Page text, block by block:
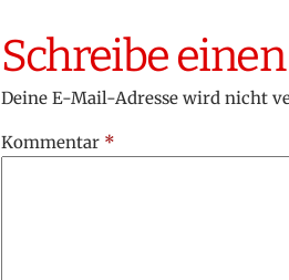
Schreibe
Deine E-Mail-Adresse wird nicht
Kommentar *